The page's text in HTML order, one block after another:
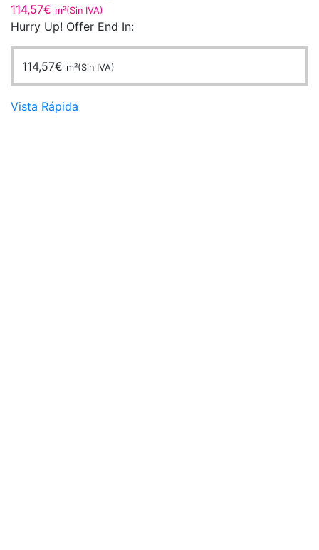
114,57€ m²(Sin IVA)
Hurry Up! Offer End In:
114,57€ m²(Sin IVA)
Vista Rápida